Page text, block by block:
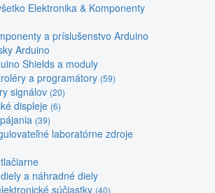
Elektronika & Komponenty
a príslušenstvo Arduino
Arduino
Shields a moduly
a programátory (59)
signálov (20)
displeje (6)
(39)
laboratórne zdroje
a náhradné diely
súčiastky (40)